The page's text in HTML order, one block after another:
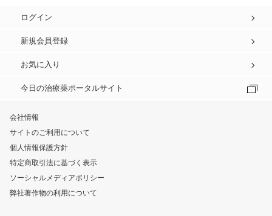
ログイン
新規会員登録
お気に入り
今日の治療薬ポータルサイト
会社情報
サイトのご利用について
個人情報保護方針
特定商取引法に基づく表示
ソーシャルメディアポリシー
弊社著作物の利用について